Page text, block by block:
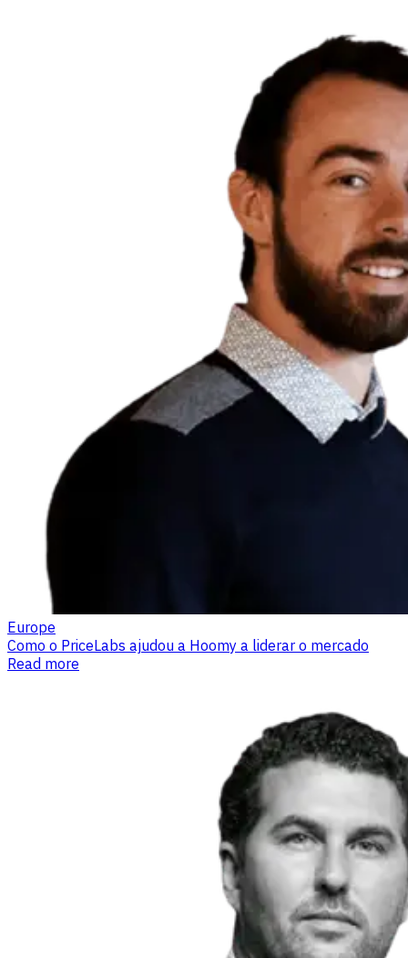
Europe
Como o PriceLabs ajudou a Hoomy a liderar o mercado
Read more